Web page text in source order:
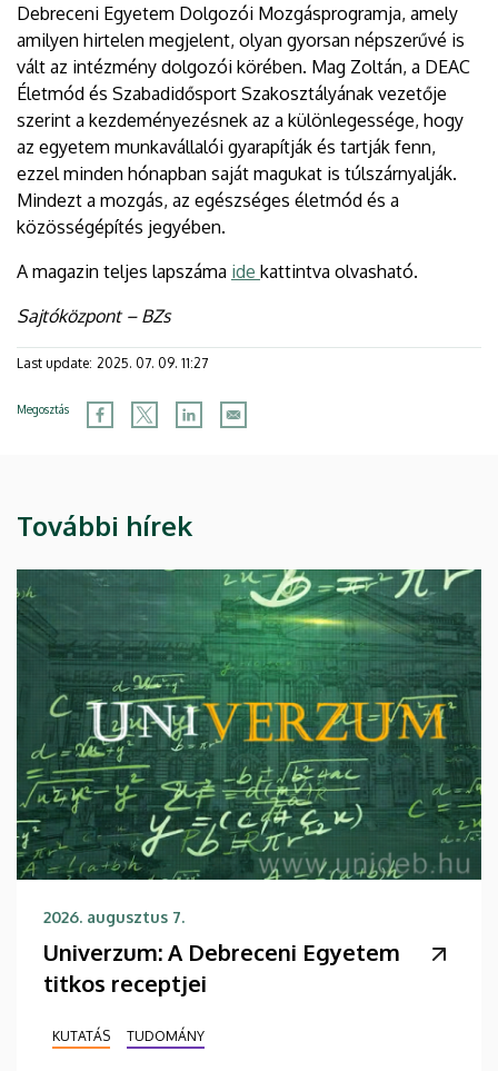
Debreceni Egyetem Dolgozói Mozgásprogramja, amely
amilyen hirtelen megjelent, olyan gyorsan népszerűvé is
vált az intézmény dolgozói körében. Mag Zoltán, a DEAC
Életmód és Szabadidősport Szakosztályának vezetője
szerint a kezdeményezésnek az a különlegessége, hogy
az egyetem munkavállalói gyarapítják és tartják fenn,
ezzel minden hónapban saját magukat is túlszárnyalják.
Mindezt a mozgás, az egészséges életmód és a
közösségépítés jegyében.
A magazin teljes lapszáma ide kattintva olvasható.
Sajtóközpont – BZs
Last update: 2025. 07. 09. 11:27
Megosztás
További hírek
2026. augusztus 7.
Univerzum: A Debreceni Egyetem
titkos receptjei
KUTATÁS TUDOMÁNY